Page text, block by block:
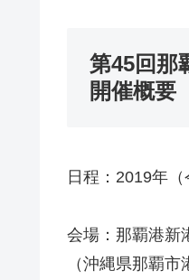
第45回那
開催概要
日程：2019年
会場：那覇港新
（沖縄県那覇市